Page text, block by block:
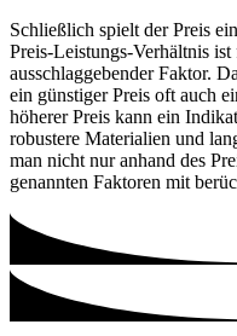
Schließlich spielt der Preis
Preis-Leistungs-Verhältnis
ausschlaggebender Faktor.
ein günstiger Preis oft auch
höherer Preis kann ein
robustere Materialien und
man nicht nur anhand des
genannten Faktoren mit